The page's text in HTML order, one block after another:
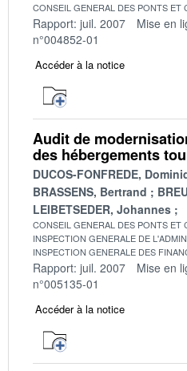
CONSEIL GENERAL DES PONTS ET
Rapport: juil. 2007 Mise en
n°004852-01
Accéder à la notice
Audit de
des hébergements
DUCOS-FONFREDE,
BRASSENS, Bertrand
LEIBETSEDER, Johannes
CONSEIL GENERAL DES PONTS ET
INSPECTION GENERALE DE
INSPECTION GENERALE DES
Rapport: juil. 2007 Mise en
n°005135-01
Accéder à la notice